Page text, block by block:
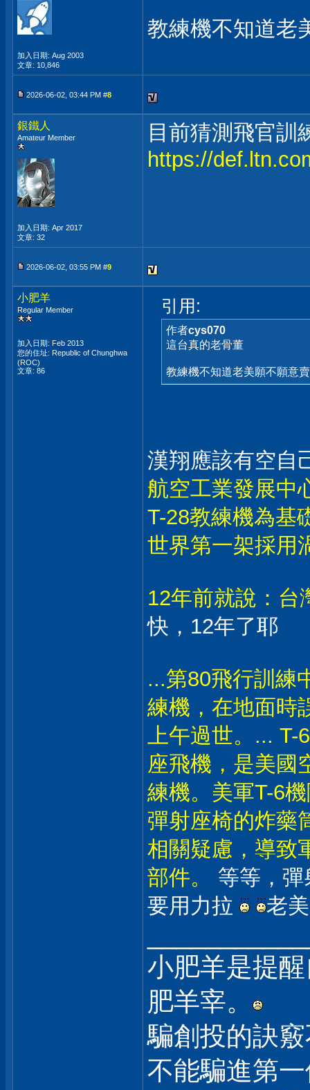
加入日期: Aug 2003
文章: 10,846
教練機不知道老
2026-06-02, 03:44 PM #8
銀鐵人
Amateur Member
加入日期: Apr 2017
文章: 32
目前猜測飛官訓
https://
2026-06-02, 03:55 PM #9
小肥羊
Regular Member
加入日期: Feb 2013
您的住址: Republic of Chunghwa
(ROC)
文章: 86
引用:
作者cys070
這台真的老骨董
教練機不知道老美願不願意
漢翔應該有空自
航空工業發展中
T-28教練機為基
世界第一架採用
12年前就說：台
快，12年了耶
...第80飛行訓練
練機，在地面時
上午過世。...
座飛機，是美國
練機。美軍T-6
彈射座椅的炸藥
相關疑慮，導致
部件。
等等，
要用力拉
老
小肥羊是提
肥羊宰。
騙創投的訣
不能騙進第